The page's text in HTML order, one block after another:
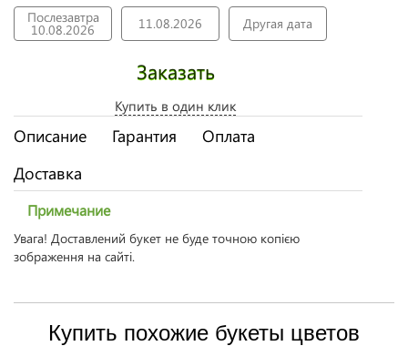
Послезавтра
10.08.2026 11.08.2026 Другая дата
Заказать
Купить в один клик
Описание Гарантия
Оплата
Доставка
Примечание
Увага! Доставлений букет не буде точною копією
зображення на сайті.
Купить похожие букеты цветов